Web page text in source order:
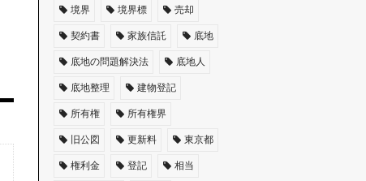
境界 境界標 売却
契約書 家族信託 底地
底地の問題解決法 底地人
底地整理 建物登記
所有権 所有権界
旧公図 更新料 東京都
権利金 登記 相当